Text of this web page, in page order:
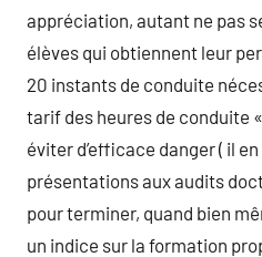
appréciation, autant ne pas
élèves qui obtiennent leur
20 instants de conduite
tarif des heures de conduite
éviter d’efficace danger ( il
présentations aux audits
pour terminer, quand bien
un indice sur la formation